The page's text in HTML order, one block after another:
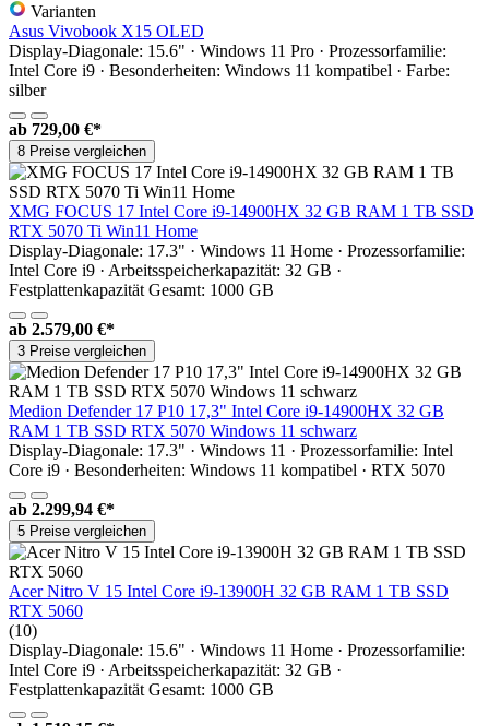
Varianten
Asus Vivobook X15 OLED
Display-Diagonale: 15.6" · Windows 11 Pro · Prozessorfamilie:
Intel Core i9 · Besonderheiten: Windows 11 kompatibel · Farbe:
silber
ab 729,00 €*
8 Preise vergleichen
XMG FOCUS 17 Intel Core i9-14900HX 32 GB RAM 1 TB SSD
RTX 5070 Ti Win11 Home
Display-Diagonale: 17.3" · Windows 11 Home · Prozessorfamilie:
Intel Core i9 · Arbeitsspeicherkapazität: 32 GB ·
Festplattenkapazität Gesamt: 1000 GB
ab 2.579,00 €*
3 Preise vergleichen
Medion Defender 17 P10 17,3" Intel Core i9-14900HX 32 GB
RAM 1 TB SSD RTX 5070 Windows 11 schwarz
Display-Diagonale: 17.3" · Windows 11 · Prozessorfamilie: Intel
Core i9 · Besonderheiten: Windows 11 kompatibel · RTX 5070
ab 2.299,94 €*
5 Preise vergleichen
Acer Nitro V 15 Intel Core i9-13900H 32 GB RAM 1 TB SSD
RTX 5060
(10)
Display-Diagonale: 15.6" · Windows 11 Home · Prozessorfamilie:
Intel Core i9 · Arbeitsspeicherkapazität: 32 GB ·
Festplattenkapazität Gesamt: 1000 GB